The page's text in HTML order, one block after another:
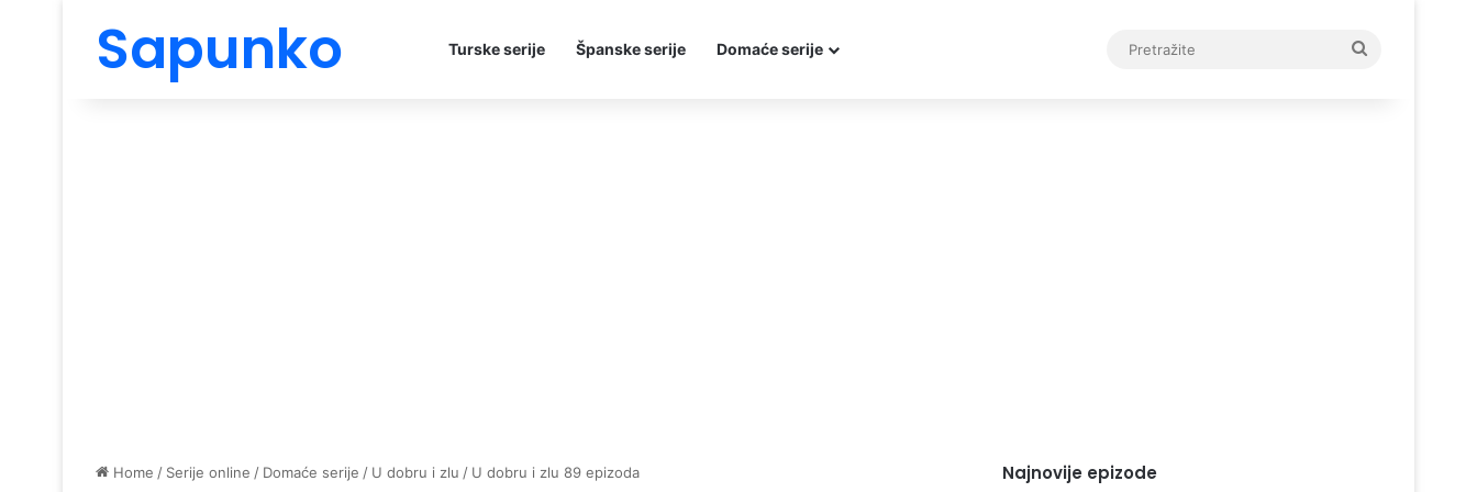
Sapunko Turske serije Španske serije Domaće serije
Home / Serije online / Domaće serije / U dobru i zlu / U dobru i zlu 89 epizoda Najnovije epizode